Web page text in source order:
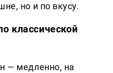
но и по вкусу.
классической
— медленно, на